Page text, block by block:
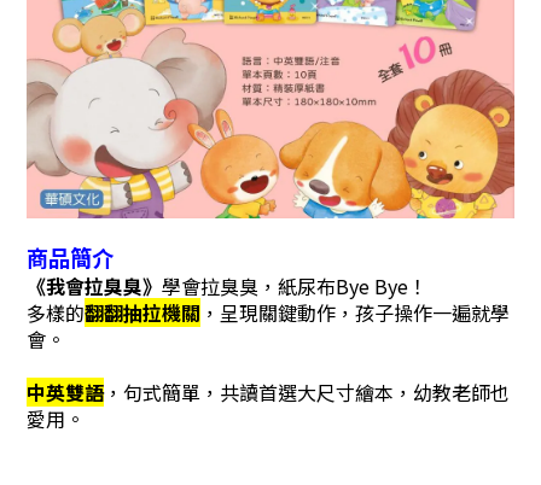
商品簡介
《我會拉臭臭》 學會拉臭臭，紙尿布Bye Bye！
多樣的翻翻抽拉機關 ， 呈現關鍵動作，孩子操作一遍就學
會。
中英雙語，句式簡單， 共讀首選大尺寸繪本，幼教老師也
愛用。